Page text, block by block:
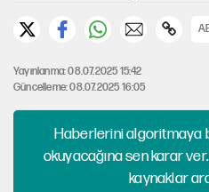
Yayınlanma: 08.07.2025 15:42
Güncelleme: 08.07.2025 16:05
Haberlerini algoritmaya
okuyacağına sen karar
kaynaklar